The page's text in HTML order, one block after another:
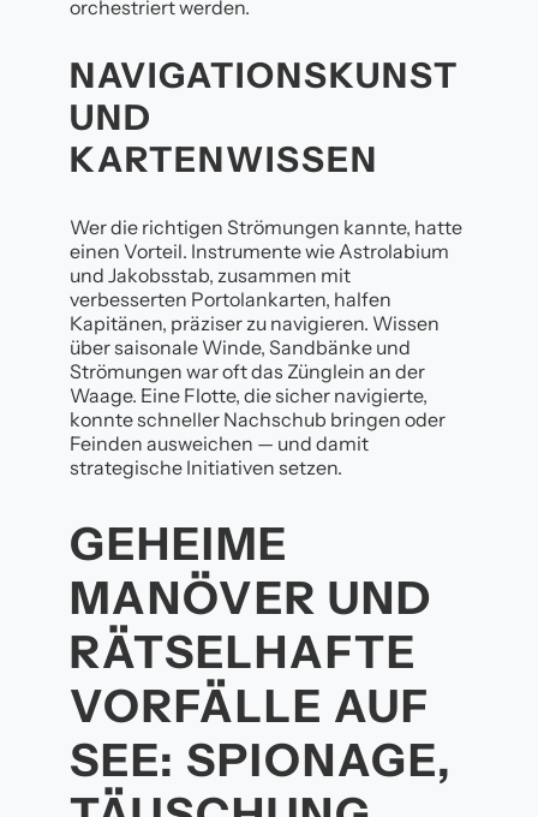
orchestriert werden.
NAVIGATIONSKUNST
UND
KARTENWISSEN
Wer die richtigen Strömungen kannte, hatte
einen Vorteil. Instrumente wie Astrolabium
und Jakobsstab, zusammen mit
verbesserten Portolankarten, halfen
Kapitänen, präziser zu navigieren. Wissen
über saisonale Winde, Sandbänke und
Strömungen war oft das Zünglein an der
Waage. Eine Flotte, die sicher navigierte,
konnte schneller Nachschub bringen oder
Feinden ausweichen — und damit
strategische Initiativen setzen.
GEHEIME
MANÖVER UND
RÄTSELHAFTE
VORFÄLLE AUF
SEE: SPIONAGE,